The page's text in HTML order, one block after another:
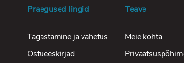
Praegused lingid
Tagastamine ja vahetus
Ostueeskirjad
Teave
Meie kohta